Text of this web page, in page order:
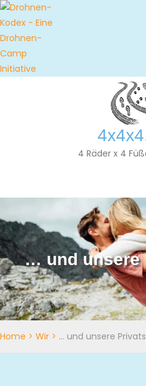
4 Räder x 4
… und unsere
Home > Wir > … und unsere